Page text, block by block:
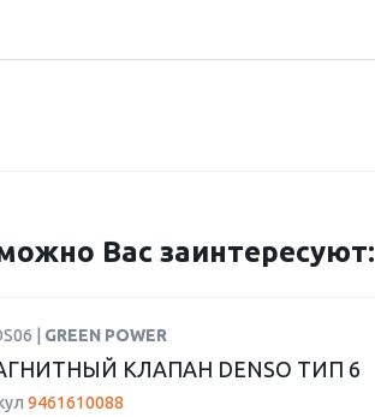
Вас заинтересуют:
| GREEN POWER
КЛАПАН DENSO ТИП 6
9461610088